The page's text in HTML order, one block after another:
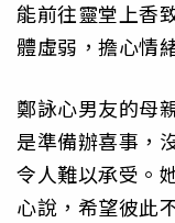
能前往靈堂上香
體虛弱，擔心情
鄭詠心男友的母
是準備辦喜事，
令人難以承受。
心說，希望彼此